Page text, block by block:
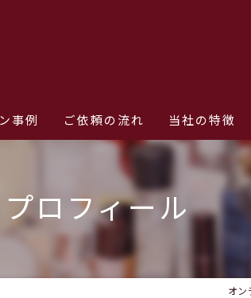
事例 ご依頼の流れ 当社の特徴
メイクレッスン
スキンケア
プロフィール
オン